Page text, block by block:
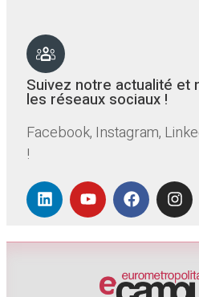
Suivez notre actualité et
les réseaux sociaux !
Facebook, Instagram,
!